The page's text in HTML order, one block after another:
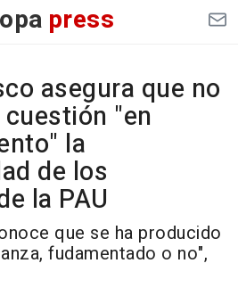
press
asegura que no
"en
la
de los
la PAU
que se ha producido
fudamentado o no",